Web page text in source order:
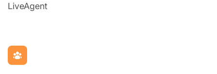
LiveAgent